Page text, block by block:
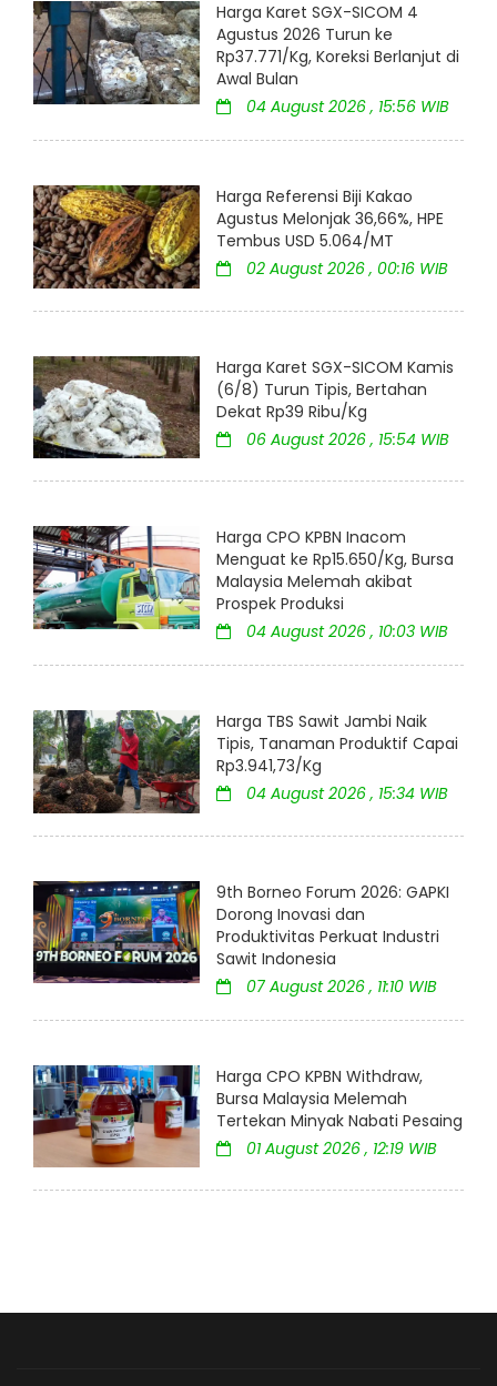
Harga Karet SGX-SICOM 4
Agustus 2026 Turun ke
Rp37.771/Kg, Koreksi Berlanjut di
Awal Bulan
04 August 2026 , 15:56 WIB
Harga Referensi Biji Kakao
Agustus Melonjak 36,66%, HPE
Tembus USD 5.064/MT
02 August 2026 , 00:16 WIB
Harga Karet SGX-SICOM Kamis
(6/8) Turun Tipis, Bertahan
Dekat Rp39 Ribu/Kg
06 August 2026 , 15:54 WIB
Harga CPO KPBN Inacom
Menguat ke Rp15.650/Kg, Bursa
Malaysia Melemah akibat
Prospek Produksi
04 August 2026 , 10:03 WIB
Harga TBS Sawit Jambi Naik
Tipis, Tanaman Produktif Capai
Rp3.941,73/Kg
04 August 2026 , 15:34 WIB
9th Borneo Forum 2026: GAPKI
Dorong Inovasi dan
Produktivitas Perkuat Industri
Sawit Indonesia
07 August 2026 , 11:10 WIB
Harga CPO KPBN Withdraw,
Bursa Malaysia Melemah
Tertekan Minyak Nabati Pesaing
01 August 2026 , 12:19 WIB